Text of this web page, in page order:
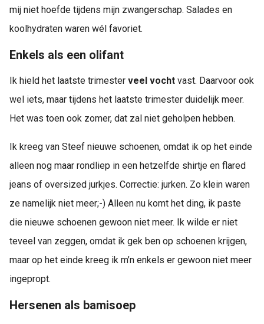
mij niet hoefde tijdens mijn zwangerschap. Salades en
koolhydraten waren wél favoriet.
Enkels als een olifant
Ik hield het laatste trimester veel vocht vast. Daarvoor ook
wel iets, maar tijdens het laatste trimester duidelijk meer.
Het was toen ook zomer, dat zal niet geholpen hebben.
Ik kreeg van Steef nieuwe schoenen, omdat ik op het einde
alleen nog maar rondliep in een hetzelfde shirtje en flared
jeans of oversized jurkjes. Correctie: jurken. Zo klein waren
ze namelijk niet meer;-) Alleen nu komt het ding, ik paste
die nieuwe schoenen gewoon niet meer. Ik wilde er niet
teveel van zeggen, omdat ik gek ben op schoenen krijgen,
maar op het einde kreeg ik m’n enkels er gewoon niet meer
ingepropt.
Hersenen als bamisoep